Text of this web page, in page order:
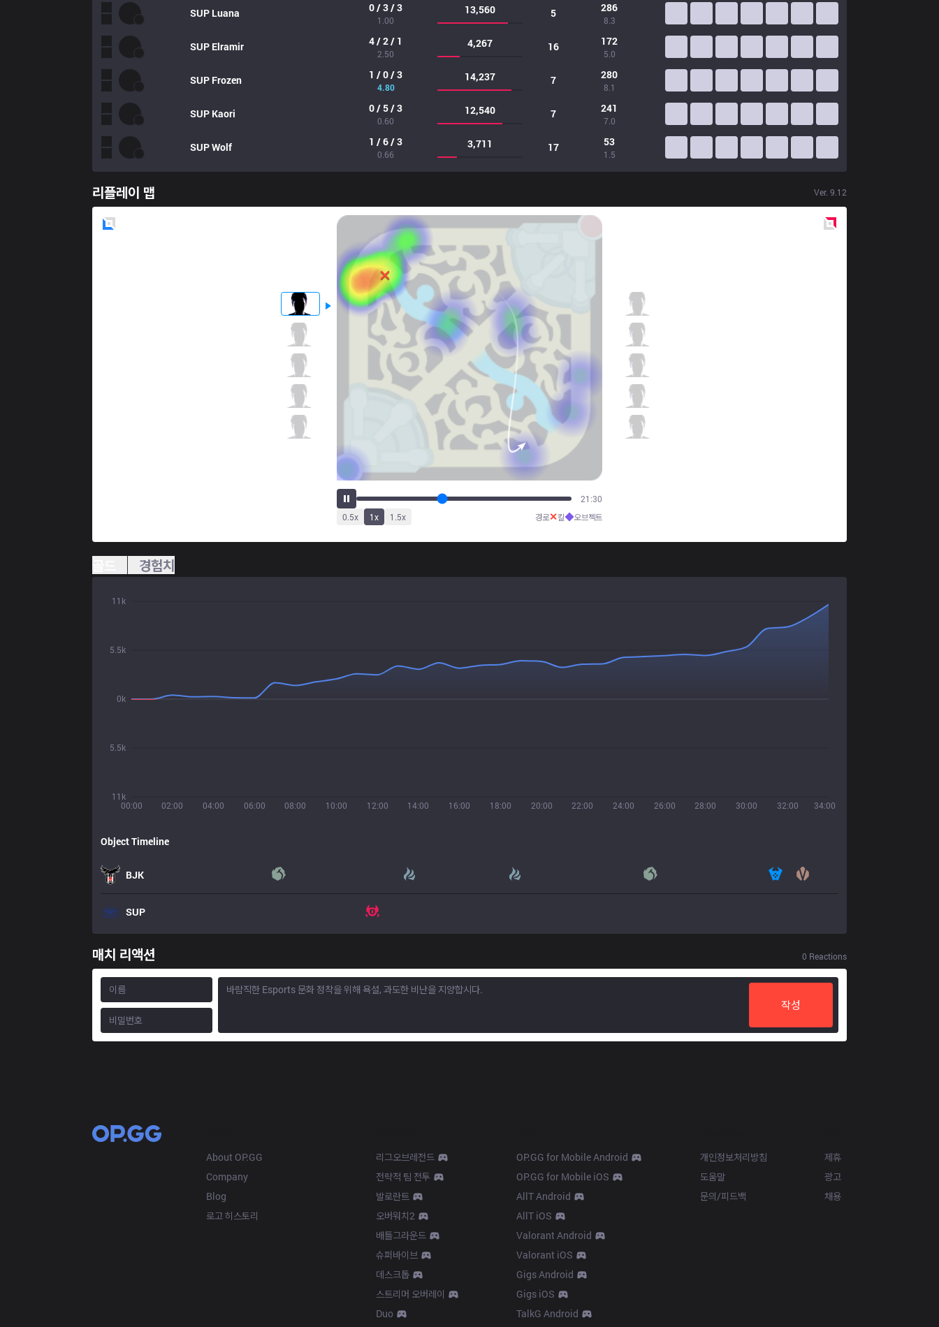
SUP Luana 0 / 3 / 3
1.00
13,560 5 286
8.3
SUP Elramir 4 / 2 / 1
2.50
4,267 16 172
5.0
SUP Frozen 1 / 0 / 3
4.80
14,237 7 280
8.1
SUP Kaori 0 / 5 / 3
0.60
12,540 7 241
7.0
SUPWolf 1 / 6 / 3
0.66
3,711 17 53
1.5
리플레이 맵 Ver. 9.12
26:55
0.5x 1x 1.5x 경로✕킬◆오브젝트
경험치
00:00 02:00 04:00 06:00 08:00 10:00 12:00 14:00 16:00 18:00 20:00 22:00 24:00 26:00 28:00 30:00 32:00 34:00
11k
5.5k
0k
5.5k
11k
Object Timeline
BJK
SUP
매치 리액션 0 Reactions
작성
About OP.GG
Company
Blog
로고 히스토리
리그오브레전드
전략적 팀 전투
발로란트
오버워치2
배틀그라운드
슈퍼바이브
데스크톱
스트리머 오버레이
Duo
OP.GG for Mobile Android
OP.GG for Mobile iOS
AllT Android
AllT iOS
Valorant Android
Valorant iOS
Gigs Android
Gigs iOS
TalkG Android
개인정보처리방침
도움말
문의/피드백
제휴
광고
채용